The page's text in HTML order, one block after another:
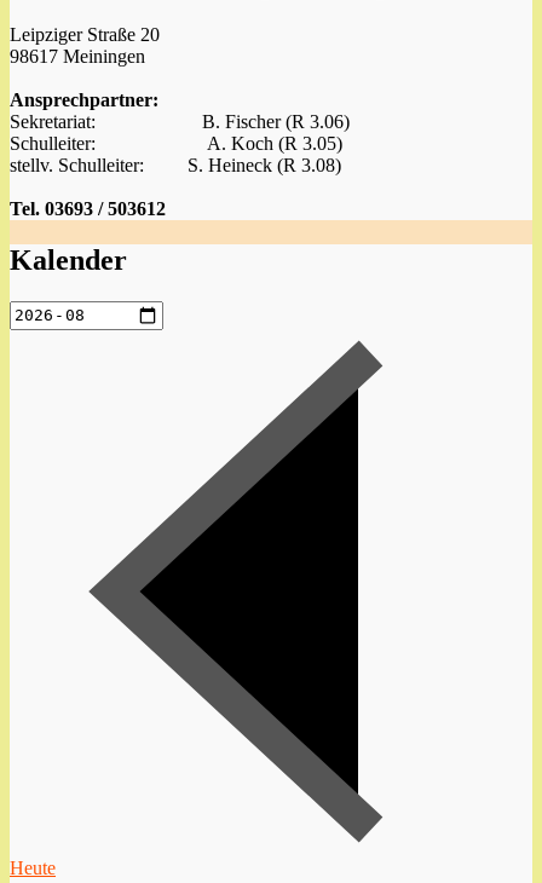
Leipziger Straße 20
98617 Meiningen
Ansprechpartner:
Sekretariat: B. Fischer (R 3.06)
Schulleiter: A. Koch (R 3.05)
stellv. Schulleiter: S. Heineck (R 3.08)
Tel. 03693 / 503612
Kalender
Heute